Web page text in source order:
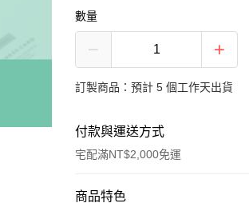
數量
訂製商品：預計 5 個工作天出貨
付款與運送方式
宅配滿NT$2,000免運
付款方式
商品特色